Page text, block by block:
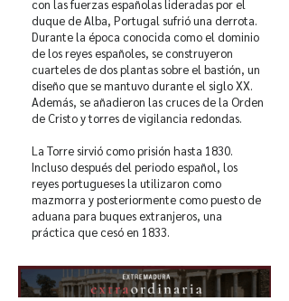
con las fuerzas españolas lideradas por el
duque de Alba, Portugal sufrió una derrota.
Durante la época conocida como el dominio
de los reyes españoles, se construyeron
cuarteles de dos plantas sobre el bastión, un
diseño que se mantuvo durante el siglo XX.
Además, se añadieron las cruces de la Orden
de Cristo y torres de vigilancia redondas.
La Torre sirvió como prisión hasta 1830.
Incluso después del periodo español, los
reyes portugueses la utilizaron como
mazmorra y posteriormente como puesto de
aduana para buques extranjeros, una
práctica que cesó en 1833.